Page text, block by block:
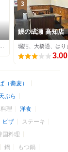
3
鰻の成瀬 高知店
3.00
（蕎麦）
ぷら
理
洋食
ピザ
ステーキ
国料理
鍋
もつ鍋